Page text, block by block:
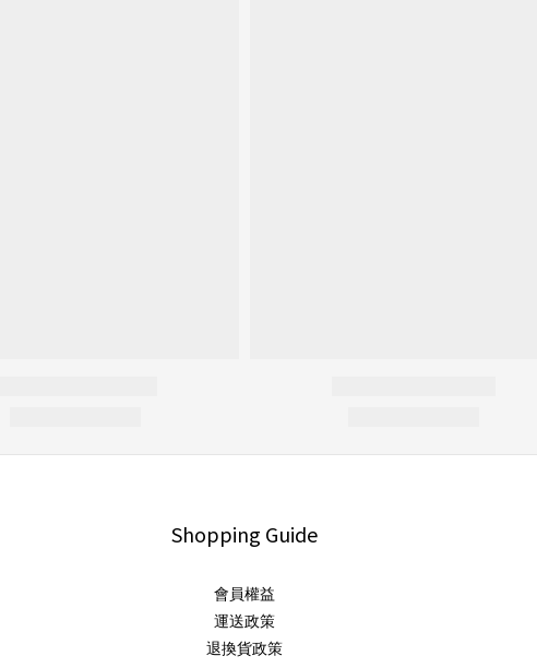
Shopping Guide
會員權益
運送政策
退換貨政策